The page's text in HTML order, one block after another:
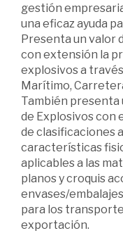
gestión
una eficaz ayuda
Presenta un valor
con extensión la
explosivos a
Marítimo,
También presenta
de Explosivos con
de clasificaciones
características
aplicables a las
planos y croquis
envases/
para los
exportación.